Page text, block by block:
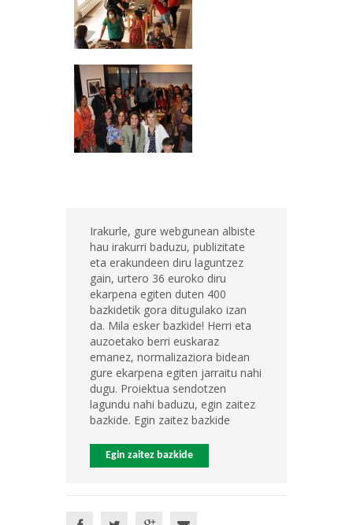
Irakurle, gure webgunean albiste
hau irakurri baduzu, publizitate
eta erakundeen diru laguntzez
gain, urtero 36 euroko diru
ekarpena egiten duten 400
bazkidetik gora ditugulako izan
da. Mila esker bazkide! Herri eta
auzoetako berri euskaraz
emanez, normalizaziora bidean
gure ekarpena egiten jarraitu nahi
dugu. Proiektua sendotzen
lagundu nahi baduzu, egin zaitez
bazkide. Egin zaitez bazkide
Egin zaitez bazkide